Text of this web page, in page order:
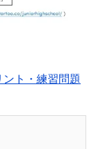
ント・練習問題